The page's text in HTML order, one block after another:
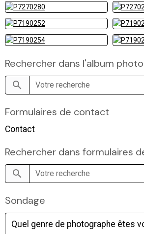
Rechercher dans l'album photo
Formulaires de contact
Contact
Rechercher dans formulaires
Sondage
Quel genre de photographe êtes